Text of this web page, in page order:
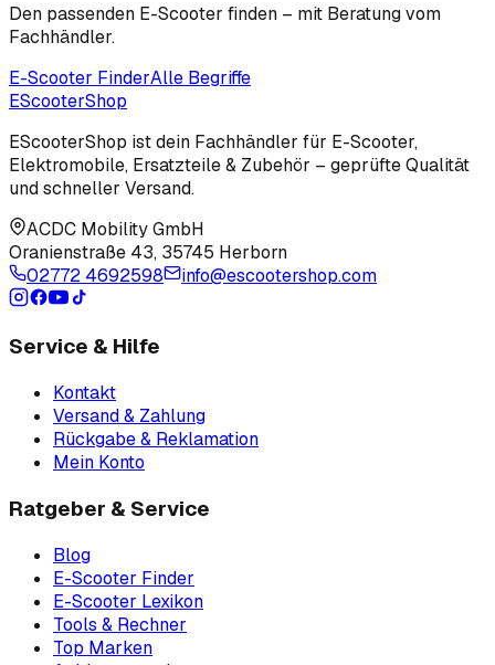
Den passenden E-Scooter finden – mit Beratung vom
Fachhändler.
E-Scooter FinderAlle Begriffe
EScooterShop
EScooterShop ist dein Fachhändler für E-Scooter,
Elektromobile, Ersatzteile & Zubehör – geprüfte Qualität
und schneller Versand.
ACDC Mobility GmbH
Oranienstraße 43, 35745 Herborn
02772 4692598
info@escootershop.com
Service & Hilfe
Kontakt
Versand & Zahlung
Rückgabe & Reklamation
Mein Konto
Ratgeber & Service
Blog
E-Scooter Finder
E-Scooter Lexikon
Tools & Rechner
Top Marken